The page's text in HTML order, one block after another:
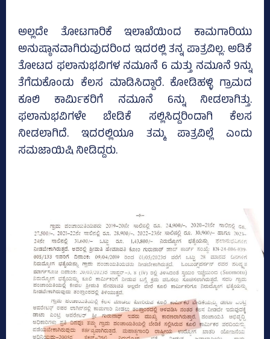
ಅಲ್ಲದೇ ತೋಟಗಾರಿಕೆ ಇಲಾಖೆಯಿಂದ ಕಾಮಗಾರಿಯು
ಅನುಷ್ಠಾನವಾಗಿರುವುದರಿಂದ ಇದರಲ್ಲಿ ತನ್ನ ಪಾತ್ರವಿಲ್ಲ. ಅಡಿಕೆ
ತೋಟದ ಫಲಾನುಭವಿಗಳ ನಮೂನೆ 6 ಮತ್ತು ನಮೂನೆ 9ನ್ನು
ತೆಗೆದುಕೊಂಡು ಕೆಲಸ ಮಾಡಿಸಿದ್ದಾರೆ. ಕೋಡಿಹಳ್ಳಿ ಗ್ರಾಮದ
ಕೂಲಿ ಕಾರ್ಮಿಕರಿಗೆ ನಮೂನೆ 6ನ್ನು ನೀಡಲಾಗಿತ್ತು.
ಫಲಾನುಭವಿಗಳೇ ಬೇಡಿಕೆ ಸಲ್ಲಿಸಿದ್ದರಿಂದಾಗಿ ಕೆಲಸ
ನೀಡಲಾಗಿದೆ. ಇದರಲ್ಲಿಯೂ ತಮ್ಮ ಪಾತ್ರವಿಲ್ಲೆ ಎಂದು
ಸಮಜಾಯಿಷಿ ನೀಡಿದ್ದರು.